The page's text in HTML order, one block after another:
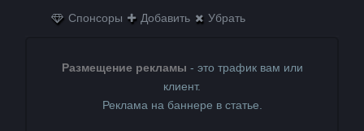
Спонсоры Добавить Убрать
Размещение рекламы - это трафик вам или
клиент.
Реклама на баннере в статье.